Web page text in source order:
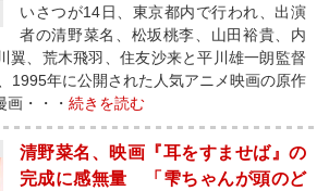
いさつが14日、東京都内で行われ、出演
者の清野菜名、松坂桃李、山田裕貴、内
翼、荒木飛羽、住友沙来と平川雄一朗監督
年に公開された人気アニメ映画の原作
画・・・ 続きを読む
清野菜名、映画『耳をすませば』の
完成に感無量 「雫ちゃんが頭のど